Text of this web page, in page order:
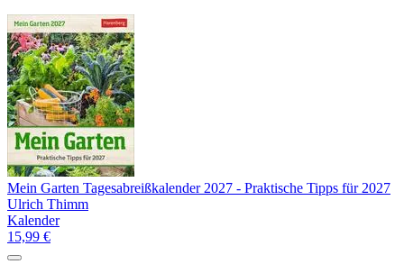
Mein Garten Tagesabreißkalender 2027 - Praktische Tipps für 2027
Ulrich Thimm
Kalender
15,99 €